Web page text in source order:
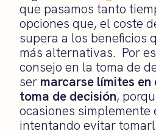
que pasamos tanto
opciones que, el coste
supera a los beneficios
más alternativas. Por
consejo en la toma de
ser marcarse límites en
toma de decisión,
ocasiones simplemente
intentando evitar